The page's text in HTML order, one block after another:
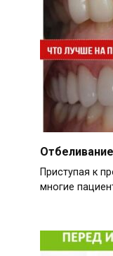
Приступая к
многие